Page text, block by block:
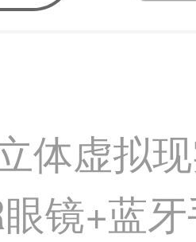
体虚拟
镜+蓝